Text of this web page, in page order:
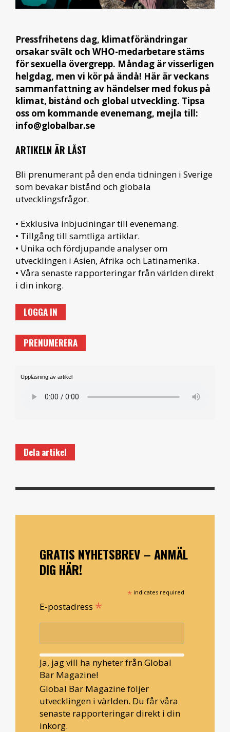
Pressfrihetens dag, klimatförändringar
orsakar svält och WHO-medarbetare stäms
för sexuella övergrepp. Måndag är visserligen
helgdag, men vi kör på ändå! Här är veckans
sammanfattning av händelser med fokus på
klimat, bistånd och global utveckling. Tipsa
oss om kommande evenemang, mejla till:
info@globalbar.se
ARTIKELN ÄR LÅST
Bli prenumerant på den enda tidningen i Sverige
som bevakar bistånd och globala
utvecklingsfrågor.
• Exklusiva inbjudningar till evenemang.
• Tillgång till samtliga artiklar.
• Unika och fördjupande analyser om
utvecklingen i Asien, Afrika och Latinamerika.
• Våra senaste rapporteringar från världen direkt
i din inkorg.
LOGGA IN
PRENUMERERA
Uppläsning av artikel
Dela artikel
GRATIS NYHETSBREV – ANMÄL
DIG HÄR!
* indicates required
E-postadress *
Ja, jag vill ha nyheter från Global
Bar Magazine!
Global Bar Magazine följer
utvecklingen i världen. Du får våra
senaste rapporteringar direkt i din
inkorg.